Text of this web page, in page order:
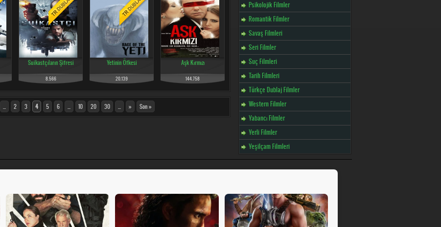
Suikastçıların Şifresi
8.566
Yetinin Öfkesi
20.139
Aşk Kırmızı
144.758
2 3 4 5 6 10 20 30 » Son »
Psikolojik Filmler
Romantik Filmler
Savaş Filmleri
Seri Filmler
Suç Filmleri
Tarih Filmleri
Türkçe Dublaj Filmler
Western Filmler
Yabancı Filmler
Yerli Filmler
Yeşilçam Filmleri